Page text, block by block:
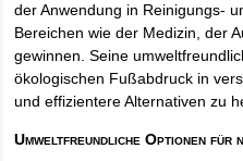
der Anwendung in Reinigungs-
Bereichen wie der Medizin, der
gewinnen. Seine
ökologischen Fußabdruck in
und effizientere Alternativen zu
Umweltfreundliche Optionen für